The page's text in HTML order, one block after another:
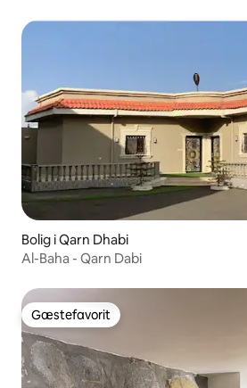
Bolig i Qarn Dhabi
Al-Baha - Qarn Dabi
Gæstefavorit
Gæstefavorit